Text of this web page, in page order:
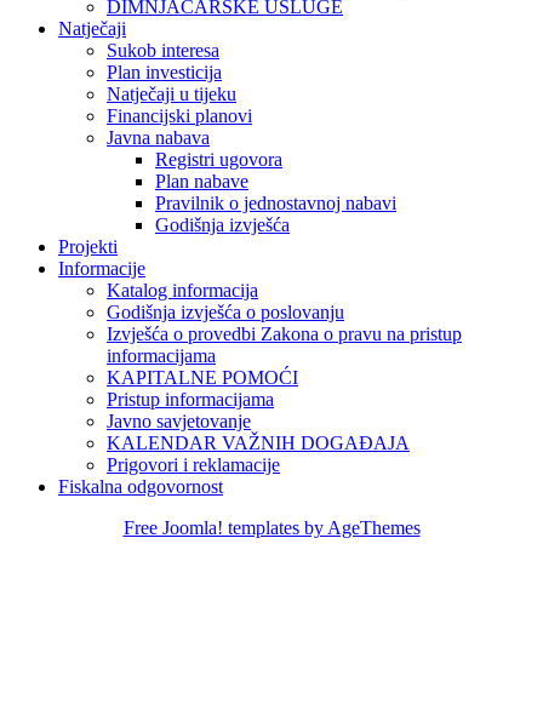
DIMNJAČARSKE USLUGE
Natječaji
Sukob interesa
Plan investicija
Natječaji u tijeku
Financijski planovi
Javna nabava
Registri ugovora
Plan nabave
Pravilnik o jednostavnoj nabavi
Godišnja izvješća
Projekti
Informacije
Katalog informacija
Godišnja izvješća o poslovanju
Izvješća o provedbi Zakona o pravu na pristup
informacijama
KAPITALNE POMOĆI
Pristup informacijama
Javno savjetovanje
KALENDAR VAŽNIH DOGAĐAJA
Prigovori i reklamacije
Fiskalna odgovornost
Free Joomla! templates by AgeThemes